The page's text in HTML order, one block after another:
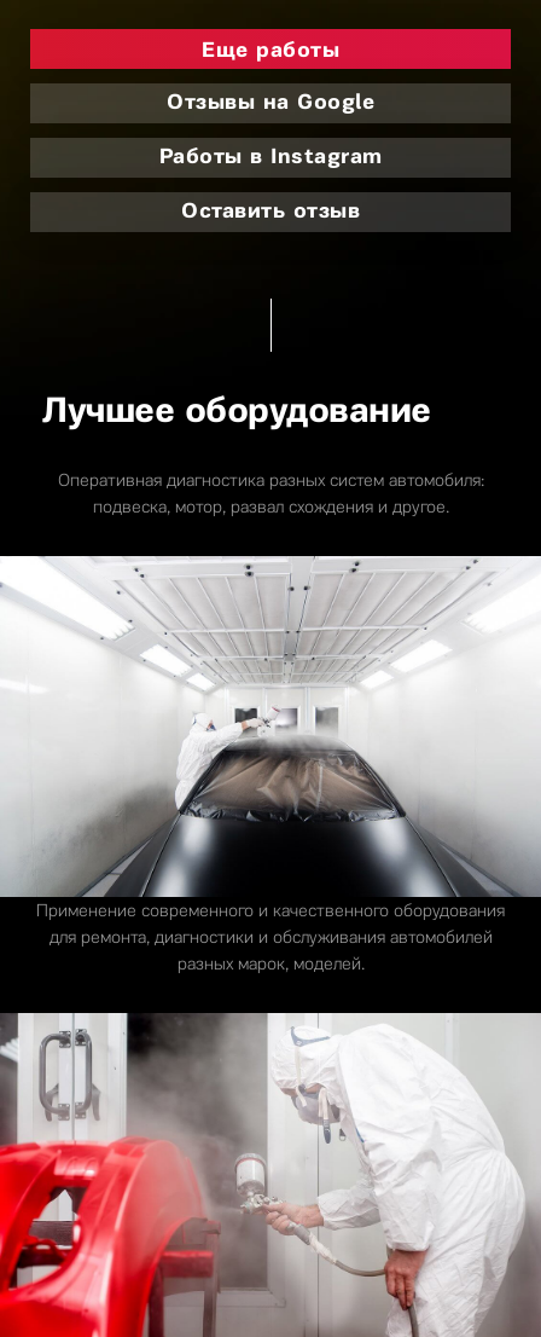
Еще работы
Отзывы на Google
Работы в Instagram
Оставить отзыв
Лучшее оборудование
Оперативная диагностика разных систем автомобиля:
подвеска, мотор, развал схождения и другое.
Применение современного и качественного оборудования
для ремонта, диагностики и обслуживания автомобилей
разных марок, моделей.